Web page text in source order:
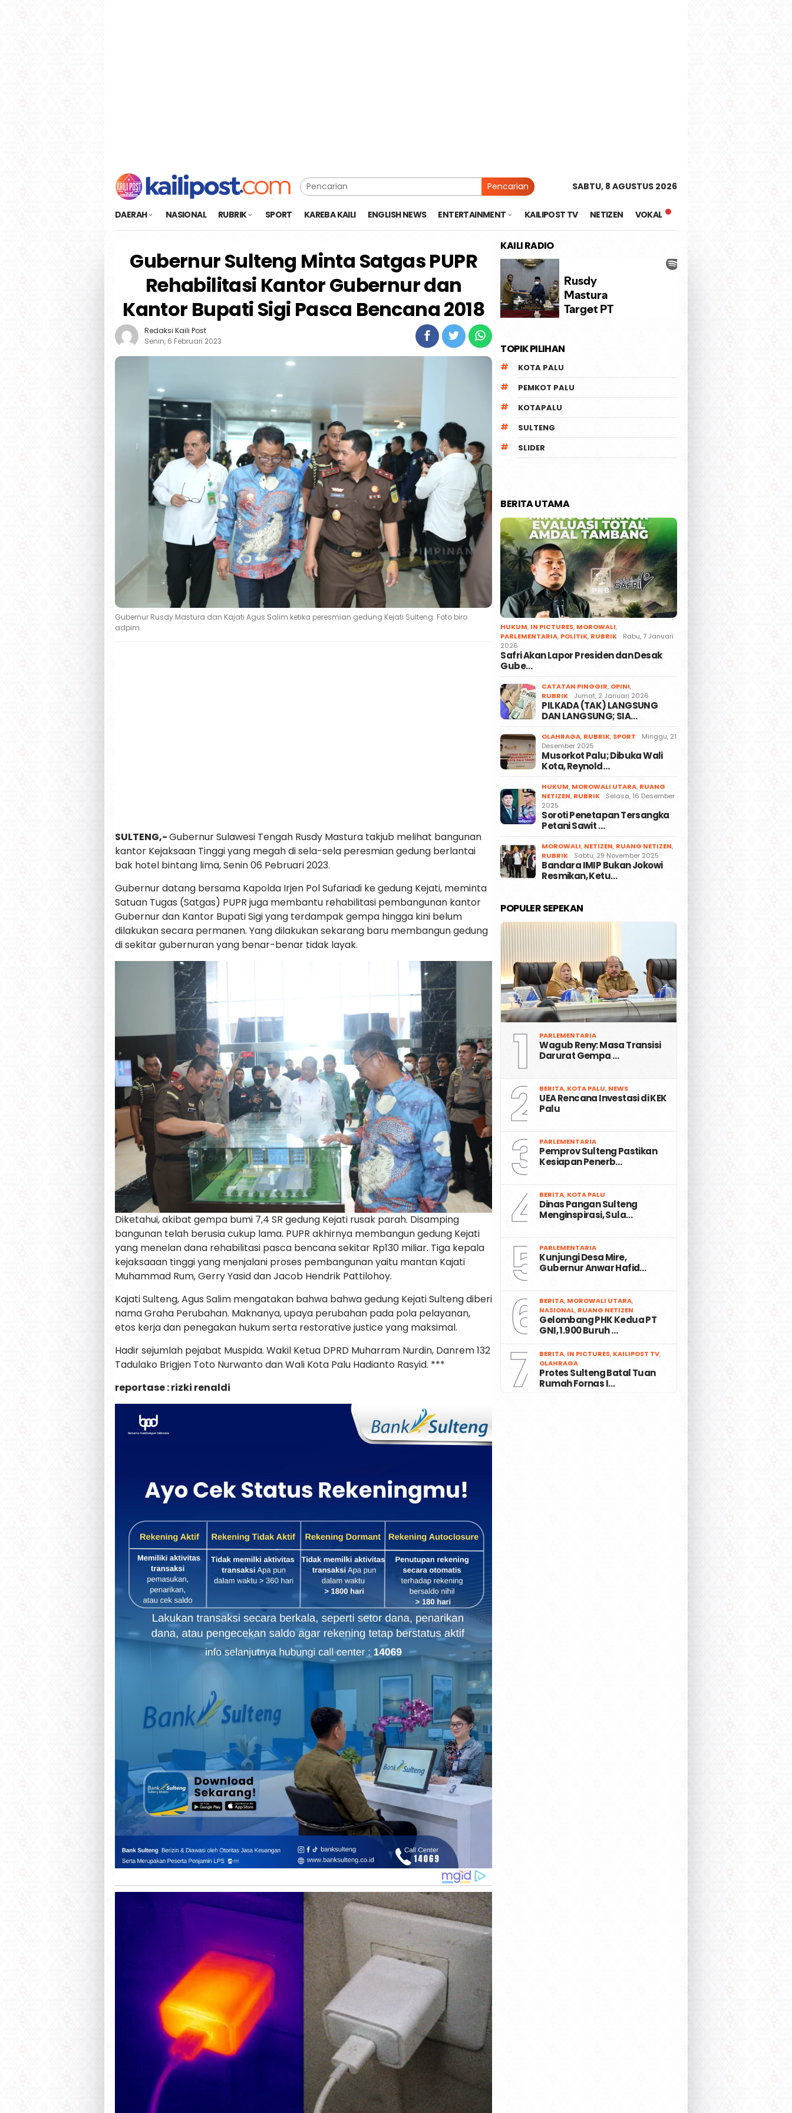
Pencarian SABTU, 8 AGUSTUS 2026
DAERAH NASIONAL RUBRIK SPORT KAREBA KAILI ENGLISH NEWS ENTERTAINMENT KAILIPOST TV NETIZEN VOKAL
Gubernur Sulteng Minta Satgas PUPR
Rehabilitasi Kantor Gubernur dan
Kantor Bupati Sigi Pasca Bencana 2018
Redaksi Kaili Post
Senin, 6 Februari 2023
Gubernur Rusdy Mastura dan Kajati Agus Salim ketika peresmian gedung Kejati Sulteng. Foto biro
adpim
SULTENG,-Gubernur Sulawesi Tengah Rusdy Mastura takjub melihat bangunan
kantor Kejaksaan Tinggi yang megah di sela-sela peresmian gedung berlantai
bak hotel bintang lima, Senin 06 Pebruari 2023.
Gubernur datang bersama Kapolda Irjen Pol Sufariadi ke gedung Kejati, meminta
Satuan Tugas (Satgas) PUPR juga membantu rehabilitasi pembangunan kantor
Gubernur dan Kantor Bupati Sigi yang terdampak gempa hingga kini belum
dilakukan secara permanen. Yang dilakukan sekarang baru membangun gedung
di sekitar gubernuran yang benar-benar tidak layak.
Diketahui, akibat gempa bumi 7,4 SR gedung Kejati rusak parah. Disamping
bangunan telah berusia cukup lama. PUPR akhirnya membangun gedung Kejati
yang menelan dana rehabilitasi pasca bencana sekitar Rp130 miliar. Tiga kepala
kejaksaaan tinggi yang menjalani proses pembangunan yaitu mantan Kajati
Muhammad Rum, Gerry Yasid dan Jacob Hendrik Pattilohoy.
Kajati Sulteng, Agus Salim mengatakan bahwa bahwa gedung Kejati Sulteng diberi
nama Graha Perubahan. Maknanya, upaya perubahan pada pola pelayanan,
etos kerja dan penegakan hukum serta restorative justice yang maksimal.
Hadir sejumlah pejabat Muspida. Wakil Ketua DPRD Muharram Nurdin, Danrem 132
Tadulako Brigjen Toto Nurwanto dan Wali Kota Palu Hadianto Rasyid. ***
reportase : rizki renaldi
KAILI RADIO
TOPIK PILIHAN
KOTA PALU
PEMKOT PALU
KOTAPALU
SULTENG
SLIDER
BERITA UTAMA
HUKUM, IN PICTURES, MOROWALI,
PARLEMENTARIA, POLITIK, RUBRIK
Rabu, 7 Januari
2026
Safri Akan Lapor Presiden dan Desak
Gube…
CATATAN PINGGIR, OPINI,
RUBRIK
Jumat, 2 Januari 2026
PILKADA (TAK) LANGSUNG
DAN LANGSUNG; SIA…
OLAHRAGA, RUBRIK, SPORT
Minggu, 21
Desember 2025
Musorkot Palu; Dibuka Wali
Kota, Reynold…
HUKUM, MOROWALI UTARA, RUANG
NETIZEN, RUBRIK
Selasa, 16 Desember
2025
Soroti Penetapan Tersangka
Petani Sawit …
MOROWALI, NETIZEN, RUANG NETIZEN,
RUBRIK
Sabtu, 29 November 2025
Bandara IMIP Bukan Jokowi
Resmikan, Ketu…
POPULER SEPEKAN
1 PARLEMENTARIA
Wagub Reny: Masa Transisi
Darurat Gempa …
2 BERITA, KOTA PALU, NEWS
UEA Rencana Investasi di KEK
Palu
3 PARLEMENTARIA
Pemprov Sulteng Pastikan
Kesiapan Penerb…
4 BERITA, KOTA PALU
Dinas Pangan Sulteng
Menginspirasi, Sula…
5 PARLEMENTARIA
Kunjungi Desa Mire,
Gubernur Anwar Hafid…
6 BERITA, MOROWALI UTARA,
NASIONAL, RUANG NETIZEN
Gelombang PHK Kedua PT
GNI, 1.900 Buruh …
7 BERITA, IN PICTURES, KAILIPOST TV,
OLAHRAGA
Protes Sulteng Batal Tuan
Rumah Fornas I…